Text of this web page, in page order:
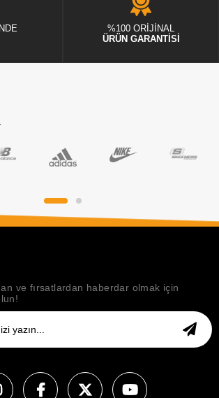
%100 ORİJİNAL
ÜRÜN GARANTİSİ
ve fırsatlardan haberdar olmak için